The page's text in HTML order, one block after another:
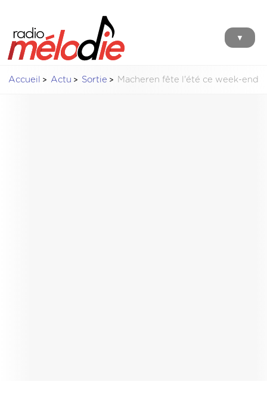
▼
Accueil Actu Sortie Macheren fête l'été ce week-end